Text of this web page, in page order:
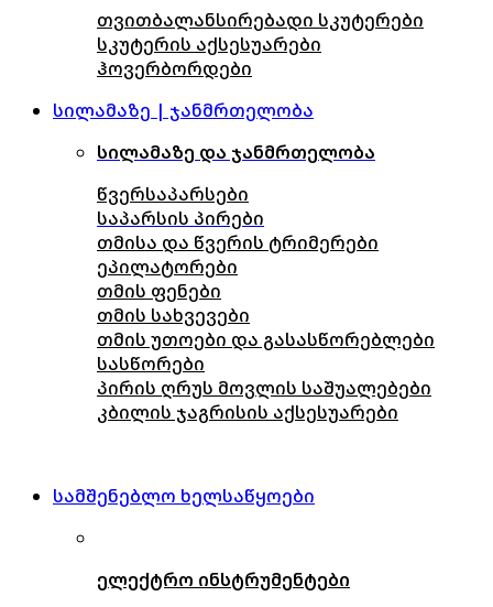
თვითბალანსირებადი სკუტერები
სკუტერის აქსესუარები
ჰოვერბორდები
სილამაზე | ჯანმრთელობა
სილამაზე და ჯანმრთელობა
წვერსაპარსები
საპარსის პირები
თმისა და წვერის ტრიმერები
ეპილატორები
თმის ფენები
თმის სახვევები
თმის უთოები და გასასწორებლები
სასწორები
პირის ღრუს მოვლის საშუალებები
კბილის ჯაგრისის აქსესუარები
სამშენებლო ხელსაწყოები
ელექტრო ინსტრუმენტები